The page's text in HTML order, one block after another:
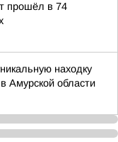
прошёл в 74
находку
Амурской области